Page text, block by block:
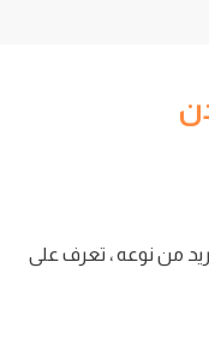
من نوعه ، تعرف على